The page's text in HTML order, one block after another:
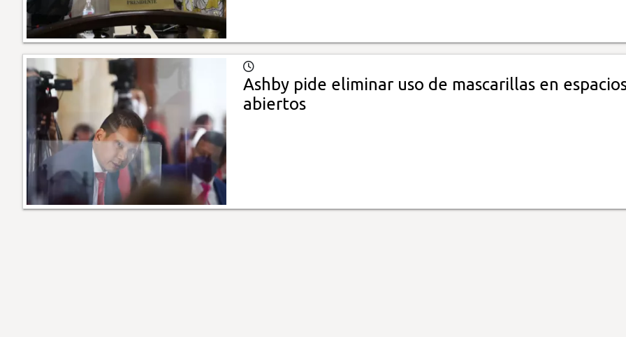
Ashby pide eliminar uso de mascarillas en
abiertos